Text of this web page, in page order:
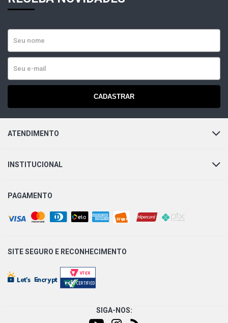
CADASTRAR
ATENDIMENTO
INSTITUCIONAL
PAGAMENTO
SITE SEGURO E RECONHECIMENTO
SIGA-NOS: